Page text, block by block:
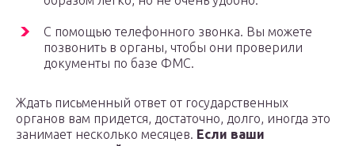
С помощью телефонного звонка. Вы можете
позвонить в органы, чтобы они проверили
документы по базе ФМС.
Ждать письменный ответ от государственных
органов вам придется, достаточно, долго, иногда это
занимает несколько месяцев. Если ваши